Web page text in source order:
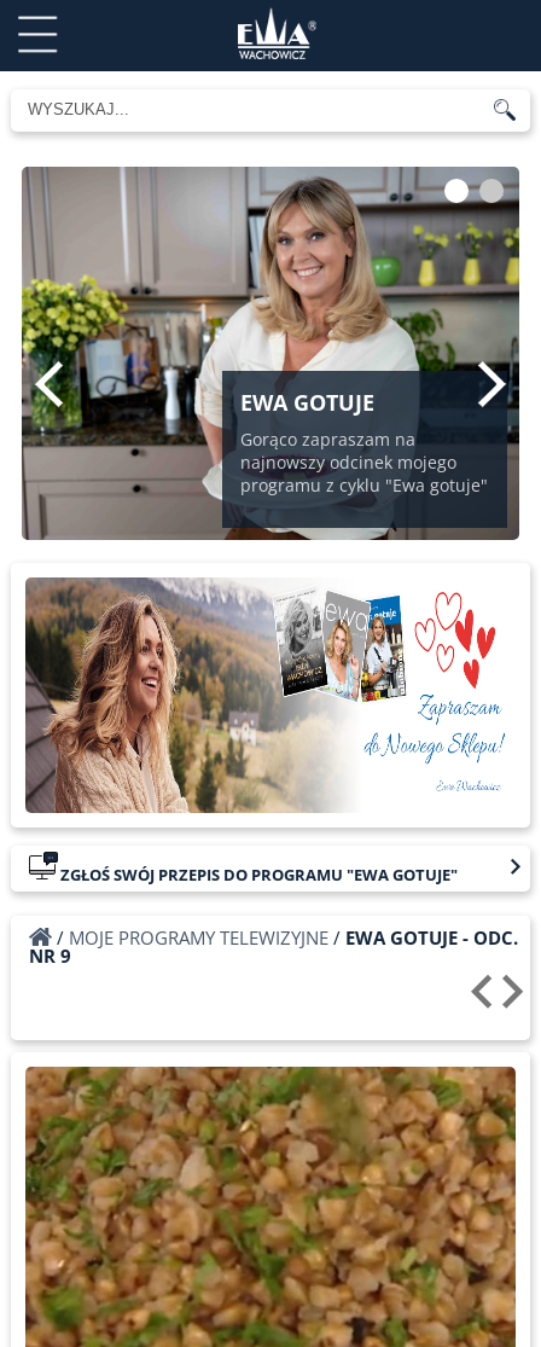
EWA GOTUJE
Gorąco zapraszam na
najnowszy odcinek mojego
programu z cyklu "Ewa gotuje"
1 2
ZGŁOŚ SWÓJ PRZEPIS DO PROGRAMU "EWA GOTUJE"
/ MOJE PROGRAMY TELEWIZYJNE/ EWA GOTUJE - ODC.
NR 9